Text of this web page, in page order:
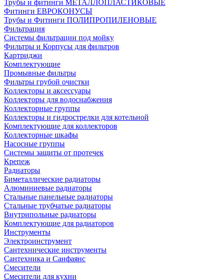
Трубы и фитинги МЕТАЛЛОПЛАСТИКОВЫЕ
Фитинги ЕВРОКОНУСЫ
Трубы и Фитинги ПОЛИПРОПИЛЕНОВЫЕ
Фильтрация
Системы фильтрации под мойку
Фильтры и Корпусы для фильтров
Картриджи
Комплектующие
Промывные фильтры
Фильтры грубой очистки
Коллекторы и аксессуары
Коллекторы для водоснабжения
Коллекторные группы
Коллекторы и гидрострелки для котельной
Комплектующие для коллекторов
Коллекторные шкафы
Насосные группы
Системы защиты от протечек
Крепеж
Радиаторы
Биметаллические радиаторы
Алюминиевые радиаторы
Стальные панельные радиаторы
Стальные трубчатые радиаторы
Внутрипольные радиаторы
Комплектующие для радиаторов
Инструменты
Электроинструмент
Сантехнические инструменты
Сантехника и Санфаянс
Смесители
Смесители для кухни